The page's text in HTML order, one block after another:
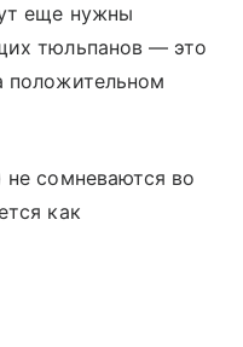
еще нужны
тюльпанов — это
положительном
сомневаются во
как